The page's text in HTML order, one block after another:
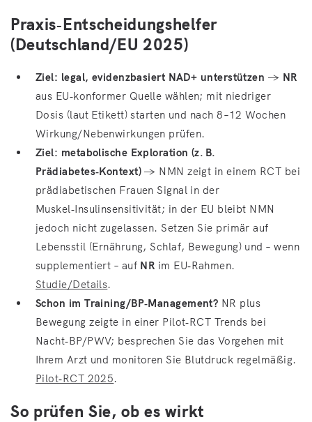
Praxis‑Entscheidungshelfer
(Deutschland/EU 2025)
Ziel: legal, evidenzbasiert NAD+ unterstützen → NR
aus EU‑konformer Quelle wählen; mit niedriger
Dosis (laut Etikett) starten und nach 8–12 Wochen
Wirkung/Nebenwirkungen prüfen.
Ziel: metabolische Exploration (z. B.
Prädiabetes‑Kontext) → NMN zeigt in einem RCT bei
prädiabetischen Frauen Signal in der
Muskel‑Insulinsensitivität; in der EU bleibt NMN
jedoch nicht zugelassen. Setzen Sie primär auf
Lebensstil (Ernährung, Schlaf, Bewegung) und – wenn
supplementiert – auf NR im EU‑Rahmen.
Studie/Details.
Schon im Training/BP‑Management? NR plus
Bewegung zeigte in einer Pilot‑RCT Trends bei
Nacht‑BP/PWV; besprechen Sie das Vorgehen mit
Ihrem Arzt und monitoren Sie Blutdruck regelmäßig.
Pilot‑RCT 2025.
So prüfen Sie, ob es wirkt